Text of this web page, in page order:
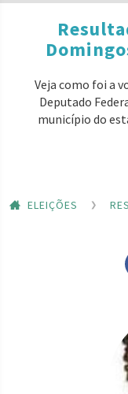
Veja como foi a
Deputado
município do
ELEIÇÕES